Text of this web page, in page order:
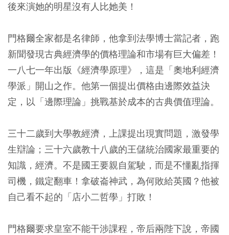
後來演她的明星沒有人比她美！
門格爾全家都是名律師，他拿到法學博士當記者，跑
新聞發現古典經濟學的價格理論和市場有巨大偏差！
一八七一年出版《經濟學原理》，這是「奧地利經濟
學派」開山之作。他第一個提出價格由邊際效益決
定，以「邊際理論」挑戰基於成本的古典價值理論。
三十二歲到大學教經濟，上課提出現實問題，激發學
生辯論；三十六歲教十八歲的王儲統治國家最重要的
知識，經濟。不是國王要親自駕駛，而是不懂亂指揮
司機，鐵定翻車！拿破崙神武，為何敗給英國？他被
自己看不起的「店小二哲學」打敗！
門格爾要求皇室不能干涉課程，帝后兩陛下說，帝國